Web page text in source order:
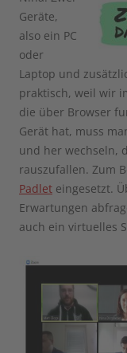
Geräte,
also ein PC
oder
Laptop und
praktisch, weil wir
die über Browser
Gerät hat, muss
und her wechseln,
rauszufallen. Zum
Padlet eingesetzt.
Erwartungen
auch ein virtuelles